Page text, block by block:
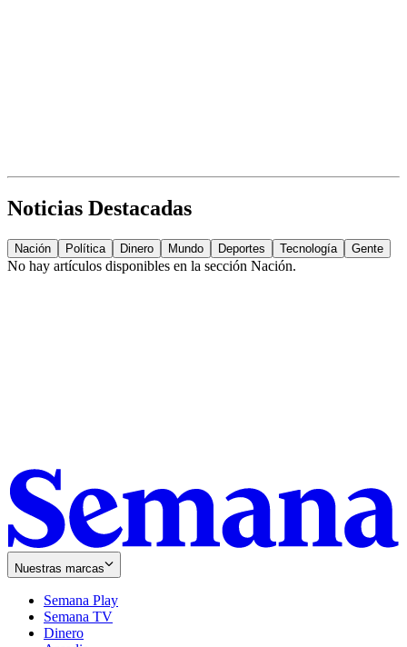
Noticias Destacadas
Nación Política Dinero Mundo Deportes Tecnología Gente
No hay artículos disponibles en la sección Nación.
Nuestras marcas
Semana Play
Semana TV
Dinero